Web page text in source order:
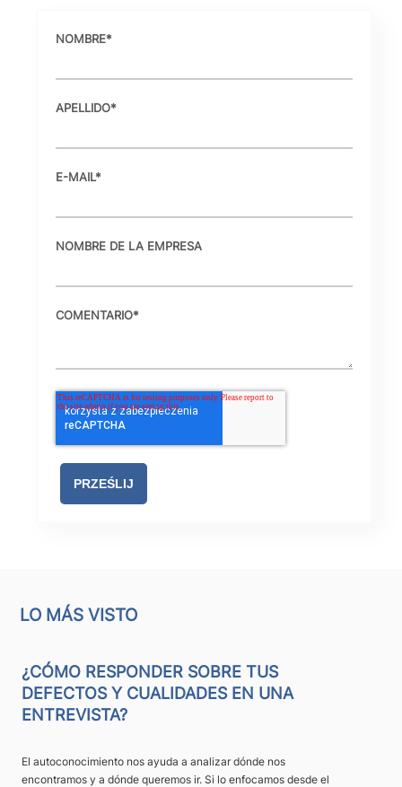
NOMBRE*
APELLIDO*
E-MAIL*
NOMBRE DE LA EMPRESA
COMENTARIO*
LO MÁS VISTO
¿CÓMO RESPONDER SOBRE TUS
DEFECTOS Y CUALIDADES EN UNA
ENTREVISTA?
El autoconocimiento nos ayuda a analizar dónde nos
encontramos y a dónde queremos ir. Si lo enfocamos desde el